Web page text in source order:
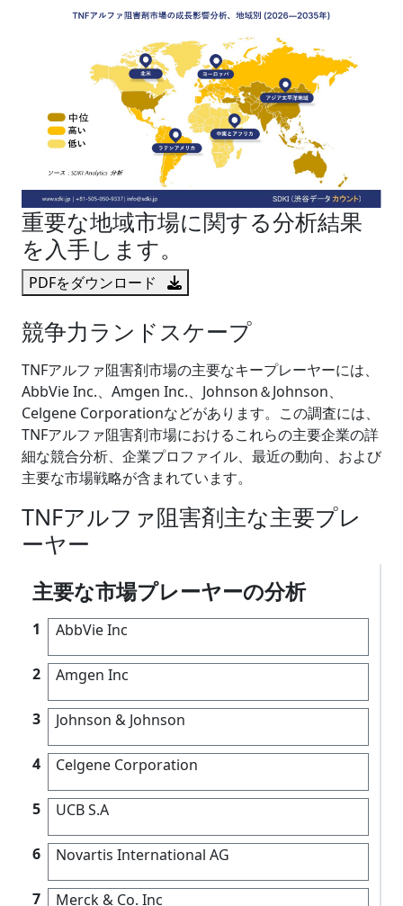
重要な地域市場に関する分析結果
を入手します。
PDFをダウンロード
競争力ランドスケープ
TNFアルファ阻害剤市場の主要なキープレーヤーには、
AbbVie Inc.、Amgen Inc.、Johnson＆Johnson、
Celgene Corporationなどがあります。この調査には、
TNFアルファ阻害剤市場におけるこれらの主要企業の詳
細な競合分析、企業プロファイル、最近の動向、および
主要な市場戦略が含まれています。
TNFアルファ阻害剤主な主要プレ
ーヤー
主要な市場プレーヤーの分析
1 AbbVie Inc
2 Amgen Inc
3 Johnson & Johnson
4 Celgene Corporation
5 UCB S.A
6 Novartis International AG
7 Merck & Co. Inc